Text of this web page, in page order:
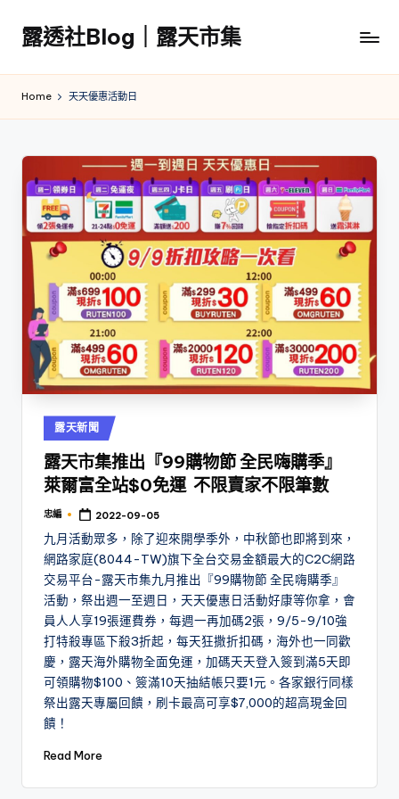
Skip
content
露透社Blog｜露天市集
社
天
集
Home 天天優惠活動日
Posted
in
露天新聞
露天市集推出『99購物節 全民嗨購季』
萊爾富全站$0免運 不限賣家不限筆數
Posted
忠編 2022-09-05
九月活動眾多，除了迎來開學季外，中秋節也即將到來，
網路家庭(8044-TW)旗下全台交易金額最大的C2C網路
交易平台-露天市集九月推出『99購物節 全民嗨購季』
活動，祭出週一至週日，天天優惠日活動好康等你拿，會
員人人享19張運費券，每週一再加碼2張，9/5-9/10強
打特殺專區下殺3折起，每天狂撒折扣碼，海外也一同歡
慶，露天海外購物全面免運，加碼天天登入簽到滿5天即
可領購物$100、簽滿10天抽結帳只要1元。各家銀行同樣
祭出露天專屬回饋，刷卡最高可享$7,000的超高現金回
饋！
Read More